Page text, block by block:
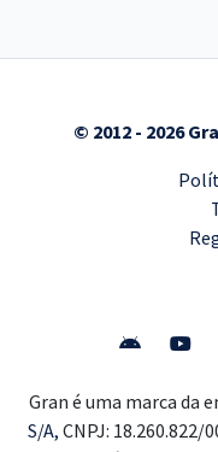
© 2012 - 2026
Gran é uma marca da
S/A, CNPJ: 18.260.822/